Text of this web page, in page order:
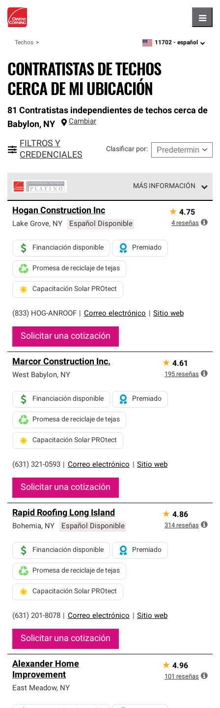
Techos zipcode,language
11702 - español
CONTRATISTAS DE TECHOS
CERCA DE MI UBICACIÓN
81 Contratistas independientes de techos cerca de
Babylon, NY Cambiar
FILTROS Y
CREDENCIALES
Clasificar por:
MÁS INFORMACIÓN
Corning constituyen el nivel superior de nuestra red
exclusiva y cumplen con estándares estrictos de
Solo ellos pueden ofrecer nuestra mejor garantía de
sistemas de techos.
Hogan Construction Inc
Lake Grove, NY Español Disponible
(833) HOG-ANROOF Correo electrónico Sitio web
Financiación disponible Premiado
Promesa de reciclaje de tejas
Capacitación Solar PROtect
Solicitar una cotización
★ 4.75
4 reseñas
Marcor Construction Inc.
West Babylon, NY
(631) 321-0593 Correo electrónico Sitio web
Financiación disponible Premiado
Promesa de reciclaje de tejas
Capacitación Solar PROtect
Solicitar una cotización
★ 4.61
195 reseñas
Rapid Roofing Long Island
Bohemia, NY Español Disponible
(631) 201-8078 Correo electrónico Sitio web
Financiación disponible Premiado
Promesa de reciclaje de tejas
Capacitación Solar PROtect
Solicitar una cotización
★ 4.86
314 reseñas
Alexander Home
Improvement
East Meadow, NY
★ 4.96
101 reseñas